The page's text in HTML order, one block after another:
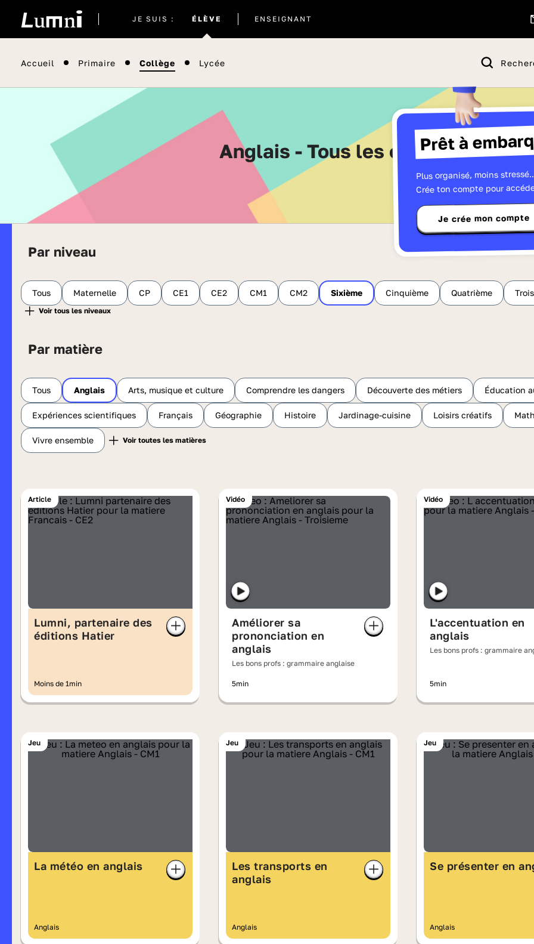
JE SUIS : ÉLÈVE
actuel
ENSEIGNANT
Accueil Primaire Collège Lycée
Prêt à
Plus organisé, moins
Crée ton compte pour
Je crée mon compte
Anglais - Tous les contenus de
Par niveau
Tous Maternelle CP CE1 CE2 CM1 CM2 Sixième Cinquième Quatrième
Par matière
Tous Anglais Arts, musique et culture Comprendre les dangers Découverte des métiers Éducation
Expériences scientifiques Français Géographie Histoire Jardinage-cuisine Loisirs créatifs
Vivre ensemble
Article
Lumni, partenaire des
éditions Hatier
Moins de 1min
Vidéo
Améliorer sa
prononciation en
anglais
Les bons profs : grammaire anglaise
5min
Vidéo
L'accentuation en
anglais
Les bons profs : grammaire
5min
Jeu
La météo en anglais
Anglais
Jeu
Les transports en
anglais
Anglais
Jeu
Se présenter en
Anglais